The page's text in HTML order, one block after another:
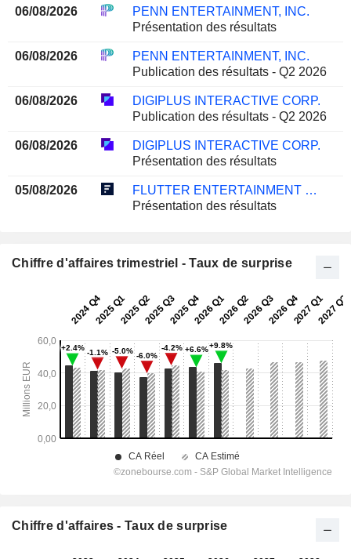
06/08/2026
PENN ENTERTAINMENT, INC.
Présentation des résultats
06/08/2026
PENN ENTERTAINMENT, INC.
Publication des résultats - Q2 2026
06/08/2026
DIGIPLUS INTERACTIVE CORP.
Publication des résultats - Q2 2026
06/08/2026
DIGIPLUS INTERACTIVE CORP.
Présentation des résultats
05/08/2026
FLUTTER ENTERTAINMENT PLC
Présentation des résultats
Chiffre d'affaires trimestriel - Taux de surprise
Chiffre d'affaires - Taux de surprise